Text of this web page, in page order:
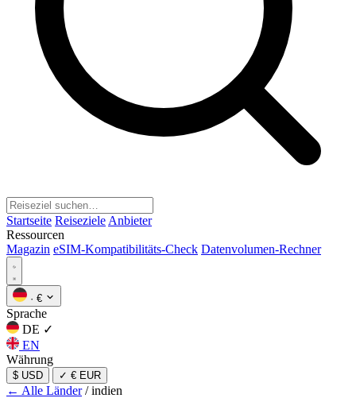
Startseite Reiseziele Anbieter
Ressourcen
Magazin eSIM-Kompatibilitäts-Check Datenvolumen-Rechner
· €
Sprache
DE ✓
EN
Währung
$ USD ✓ € EUR
← Alle Länder / indien